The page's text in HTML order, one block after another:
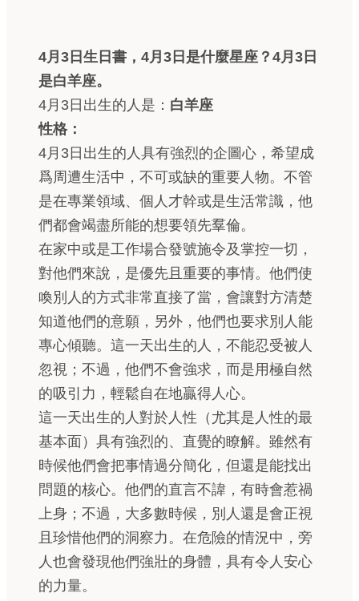
4月3日生日書，4月3日是什麼星座？4月3日
是白羊座。
4月3日出生的人是： 白羊座
性格：
4月3日出生的人具有強烈的企圖心，希望成
爲周遭生活中，不可或缺的重要人物。不管
是在專業領域、個人才幹或是生活常識，他
們都會竭盡所能的想要領先羣倫。
在家中或是工作場合發號施令及掌控一切，
對他們來說，是優先且重要的事情。他們使
喚別人的方式非常直接了當，會讓對方清楚
知道他們的意願，另外，他們也要求別人能
專心傾聽。這一天出生的人，不能忍受被人
忽視；不過，他們不會強求，而是用極自然
的吸引力，輕鬆自在地贏得人心。
這一天出生的人對於人性（尤其是人性的最
基本面）具有強烈的、直覺的瞭解。雖然有
時候他們會把事情過分簡化，但還是能找出
問題的核心。他們的直言不諱，有時會惹禍
上身；不過，大多數時候，別人還是會正視
且珍惜他們的洞察力。在危險的情況中，旁
人也會發現他們強壯的身體，具有令人安心
的力量。